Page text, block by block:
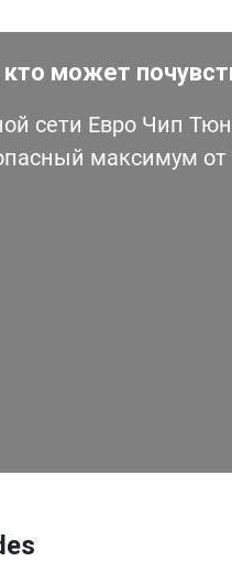
может
сети Евро Чип
максимум